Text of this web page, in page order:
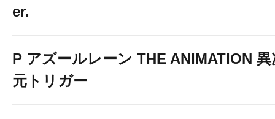
er.
P アズールレーン THE ANIMATION 異
元トリガー